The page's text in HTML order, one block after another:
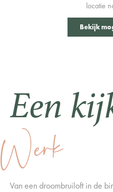
locatie
Bekijk
Een
Werk
Van een droombruiloft in de